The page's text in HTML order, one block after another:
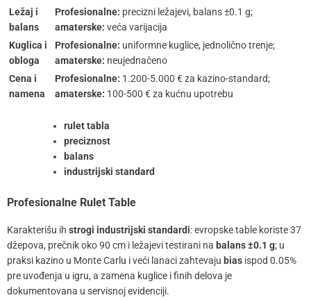
Ležaj i
balans
Profesionalne: precizni ležajevi, balans ±0.1 g;
amaterske: veća varijacija
Kuglica i
obloga
Profesionalne: uniformne kuglice, jednolično trenje;
amaterske: neujednačeno
Cena i
namena
Profesionalne: 1.200-5.000 € za kazino-standard;
amaterske: 100-500 € za kućnu upotrebu
rulet tabla
preciznost
balans
industrijski standard
Profesionalne Rulet Table
Karakterišu ih strogi industrijski standardi: evropske table koriste 37
džepova, prečnik oko 90 cm i ležajevi testirani na balans ±0.1 g; u
praksi kazino u Monte Carlu i veći lanaci zahtevaju bias ispod 0.05%
pre uvođenja u igru, a zamena kuglice i finih delova je
dokumentovana u servisnoj evidenciji.